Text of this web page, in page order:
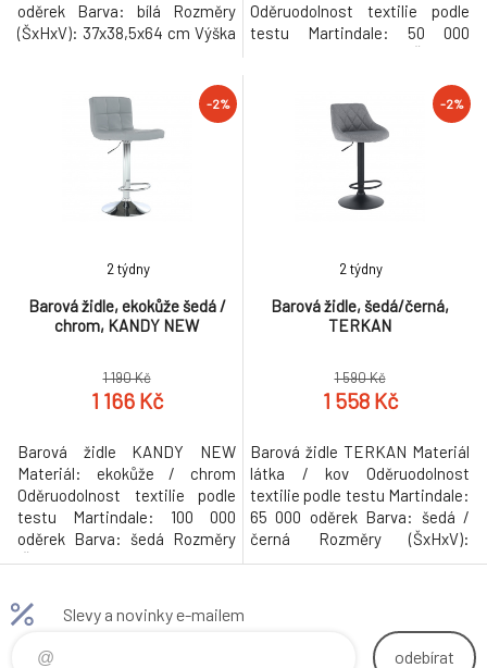
oděrek Barva: bílá Rozměry
(ŠxHxV): 37x38,5x64 cm Výška
Opěrka na nohy Dodávané v
demontu Hmotnost: 5.5kg
Oděruodolnost textilie podle
testu Martindale: 50 000
72 cm Hloubka sedu: 42 cm
Nosnost: 90 kg Prošívaná
sedací část. Dodávané v
-2%
Barová židle, ekokůže šedá /
chrom, KANDY NEW
2 týdny
1 190 Kč
1 166 Kč
Barová židle KANDY NEW
Materiál: ekokůže / chrom
Oděruodolnost textilie podle
testu Martindale: 100 000
oděrek Barva: šedá Rozměry
(ŠxHxV): 40x41x87-107 cm
sedu: 35 cm nosnost 100kg
Dodávané v demontu.
Hmotnost: 8.22kg
-2%
Barová židle, šedá/černá,
TERKAN
2 týdny
1 590 Kč
1 558 Kč
Barová židle TERKAN Materiál
látka / kov Oděruodolnost
textilie podle testu Martindale:
65 000 oděrek Barva: šedá /
černá Rozměry (ŠxHxV):
47,5x51x84-105 cm Výška
Slevy a novinky e-mailem
odebírat